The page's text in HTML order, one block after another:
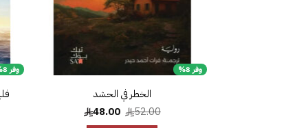
وفر 8%
الخطر في الحشد
52.00
السعر
الأصلي
48.00 السعر
الحالي
وفر 8%